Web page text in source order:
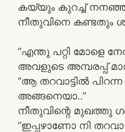
കയ്യും കുറച്ച്
നീതുവിനെ കണ്ടതും
“എന്തു പറ്റി മോളെ
അവളുടെ അമ്പരപ്പ്
“ആ തറവാട്ടിൽ
അങ്ങനെയാ..”
നീതുവിന്റെ മുഖത്തു
“ഇപ്പഴാണോ നി